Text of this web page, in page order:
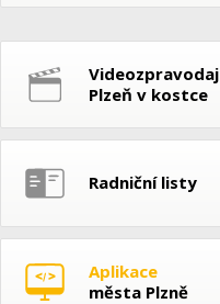
Videozpravodaj
Plzeň v kostce
Radniční listy
Aplikace
města Plzně